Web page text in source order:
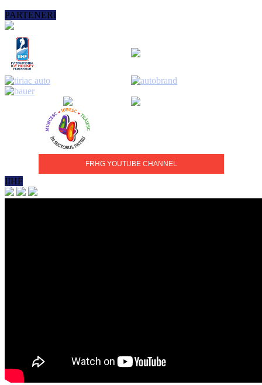
PARTENERI
FRHG YOUTUBE CHANNEL
IIHF